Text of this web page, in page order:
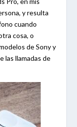
y resulta
cuando
cosa, o
de Sony y
las llamadas de